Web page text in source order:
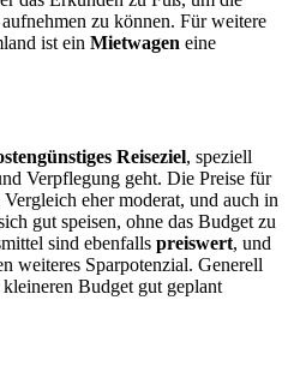
zu können. Für weitere
ist ein Mietwagen eine
Reiseziel, speziell
Verpflegung geht. Die Preise für
eher moderat, und auch in
gut speisen, ohne das Budget zu
sind ebenfalls preiswert, und
weiteres Sparpotenzial. Generell
Budget gut geplant